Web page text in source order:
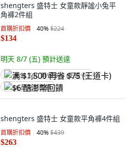
shengters 盛特士 女童款靜謐小兔平
角褲2件組
首購折扣價 40%$224
$134
明天 8/7 (五) 預計送達
满 $1,500 再省 $75 (王道卡)
$6 酷澎幣回饋
shengters 盛特士 女童款平角褲4件組
首購折扣價 40%$439
$263